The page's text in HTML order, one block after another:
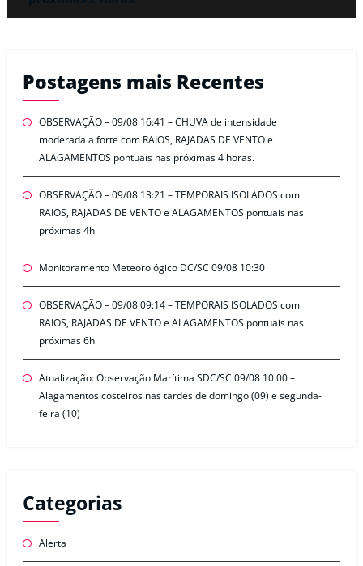
Postagens mais Recentes
OBSERVAÇÃO – 09/08 16:41 – CHUVA de intensidade
moderada a forte com RAIOS, RAJADAS DE VENTO e
ALAGAMENTOS pontuais nas próximas 4 horas.
OBSERVAÇÃO – 09/08 13:21 – TEMPORAIS ISOLADOS com
RAIOS, RAJADAS DE VENTO e ALAGAMENTOS pontuais nas
próximas 4h
Monitoramento Meteorológico DC/SC 09/08 10:30
OBSERVAÇÃO – 09/08 09:14 – TEMPORAIS ISOLADOS com
RAIOS, RAJADAS DE VENTO e ALAGAMENTOS pontuais nas
próximas 6h
Atualização: Observação Marítima SDC/SC 09/08 10:00 –
Alagamentos costeiros nas tardes de domingo (09) e segunda-
feira (10)
Categorias
Alerta